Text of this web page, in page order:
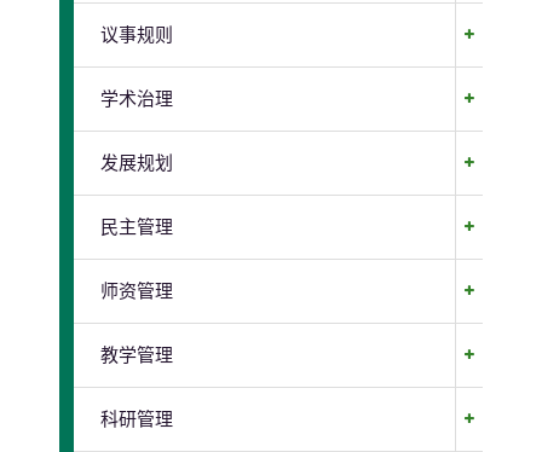
议事规则
学术治理
发展规划
民主管理
师资管理
教学管理
科研管理